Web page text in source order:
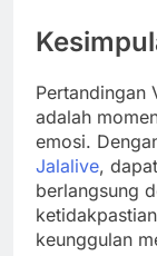
Pertandingan
adalah
emosi.
Jalalive,
berlangsung
keunggulan